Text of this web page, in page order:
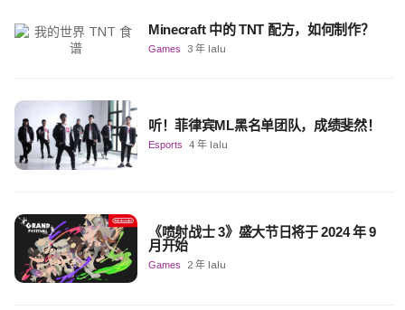
Minecraft 中的 TNT 配方，如何制作？
Games 3 年 lalu
听！菲律宾ML黑名单团队，成绩斐然！
Esports 4 年 lalu
《喷射战士 3》盛大节日将于 2024 年 9
月开始
Games 2 年 lalu